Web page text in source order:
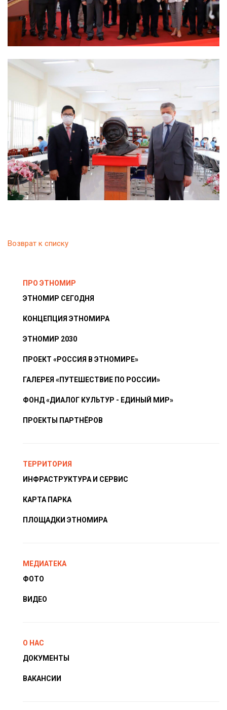
Возврат к списку
ПРО ЭТНОМИР
ЭТНОМИР СЕГОДНЯ
КОНЦЕПЦИЯ ЭТНОМИРА
ЭТНОМИР 2030
ПРОЕКТ «РОССИЯ В ЭТНОМИРЕ»
ГАЛЕРЕЯ «ПУТЕШЕСТВИЕ ПО РОССИИ»
ФОНД «ДИАЛОГ КУЛЬТУР - ЕДИНЫЙ МИР»
ПРОЕКТЫ ПАРТНЁРОВ
ТЕРРИТОРИЯ
ИНФРАСТРУКТУРА И СЕРВИС
КАРТА ПАРКА
ПЛОЩАДКИ ЭТНОМИРА
МЕДИАТЕКА
ФОТО
ВИДЕО
О НАС
ДОКУМЕНТЫ
ВАКАНСИИ